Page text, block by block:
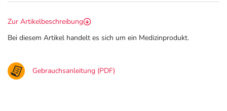
Zur Artikelbeschreibung
Bei diesem Artikel handelt es sich um ein Medizinprodukt.
Gebrauchsanleitung (PDF)